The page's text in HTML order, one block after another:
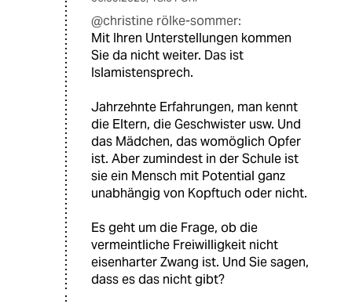
@christine rölke-sommer:
Mit Ihren Unterstellungen kommen
Sie da nicht weiter. Das ist
Islamistensprech.
Jahrzehnte Erfahrungen, man kennt
die Eltern, die Geschwister usw. Und
das Mädchen, das womöglich Opfer
ist. Aber zumindest in der Schule ist
sie ein Mensch mit Potential ganz
unabhängig von Kopftuch oder nicht.
Es geht um die Frage, ob die
vermeintliche Freiwilligkeit nicht
eisenharter Zwang ist. Und Sie sagen,
dass es das nicht gibt?